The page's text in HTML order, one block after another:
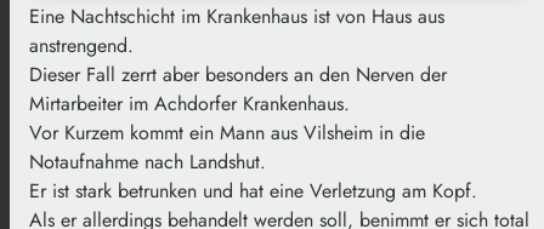
Eine Nachtschicht im Krankenhaus ist von Haus aus
anstrengend.
Dieser Fall zerrt aber besonders an den Nerven der
Mirtarbeiter im Achdorfer Krankenhaus.
Vor Kurzem kommt ein Mann aus Vilsheim in die
Notaufnahme nach Landshut.
Er ist stark betrunken und hat eine Verletzung am Kopf.
Als er allerdings behandelt werden soll, benimmt er sich total